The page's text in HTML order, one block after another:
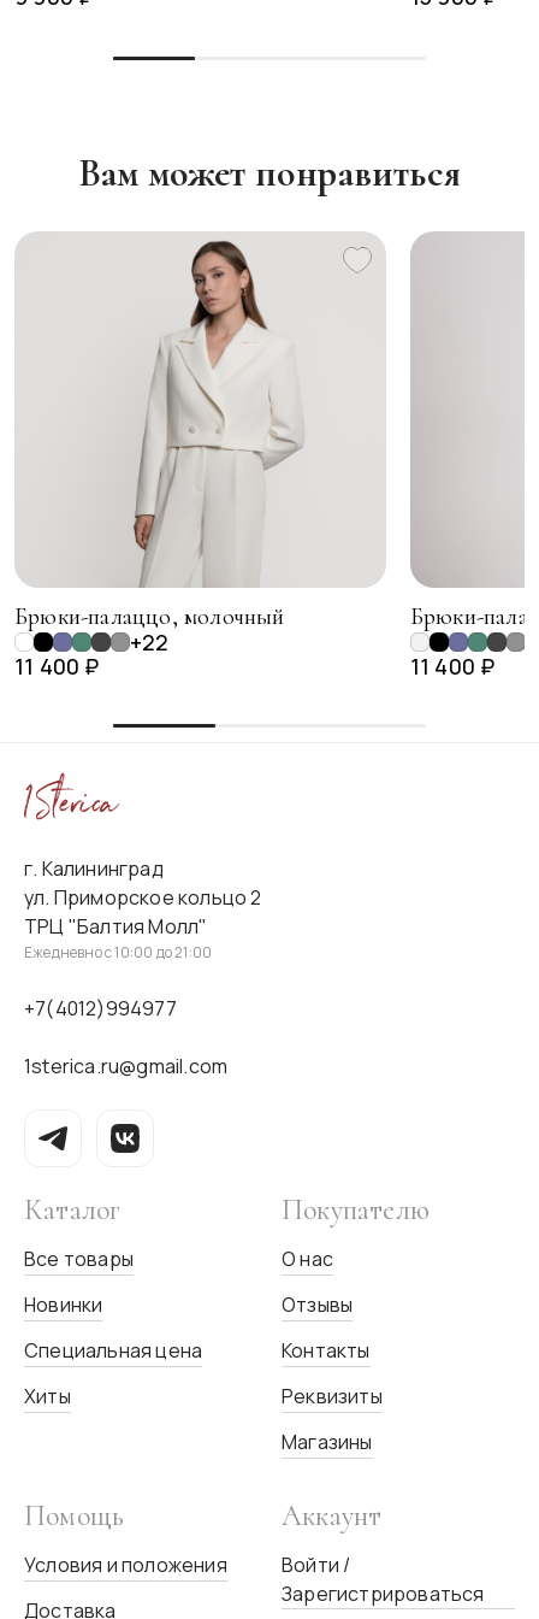
Вам может понравиться
Брюки-палаццо, молочный
+22
11 400 ₽
Брюки-
11 400 ₽
г. Калининград
ул. Приморское кольцо 2
ТРЦ "Балтия Молл"
Ежедневно с 10:00 до 21:00
+7(4012)994977
1sterica.ru@gmail.com
Каталог
Все товары
Новинки
Специальная цена
Хиты
Покупателю
О нас
Отзывы
Контакты
Реквизиты
Магазины
Помощь
Условия и положения
Доставка
Аккаунт
Войти /
Зарегистрироваться